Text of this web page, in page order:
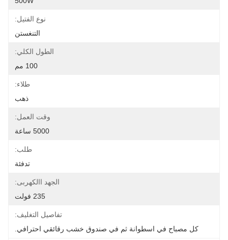
نوع الفتيل:
التنغستن
الطول الكلي:
100 مم
طلاء:
ذهب
وقت العمل:
5000 ساعة
طلب:
تدفئة
الجهد االكهربى:
235 فولت
تفاصيل التغليف:
كل مصباح في اسطوانة ثم في صندوق خشب رقائقي احترافي.